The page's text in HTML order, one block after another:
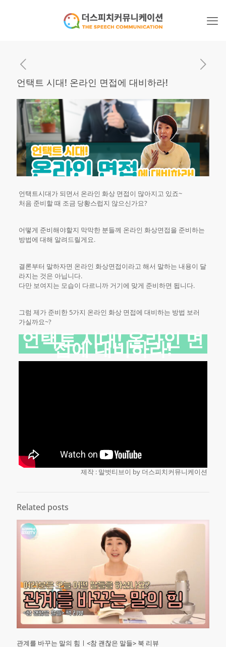
언택트 시대! 온라인 면접에 대비하라!
언택트시대가 되면서 온라인 화상 면접이 많아지고 있죠~
처음 준비할 때 조금 당황스럽지 않으신가요?
어떻게 준비해야할지 막막한 분들께 온라인 화상면접을 준비하는
방법에 대해 알려드릴게요.
결론부터 말하자면 온라인 화상면접이라고 해서 말하는 내용이 달
라지는 것은 아닙니다.
다만 보여지는 모습이 다르니까 거기에 맞게 준비하면 됩니다.
그럼 제가 준비한 5가지 온라인 화상 면접에 대비하는 방법 보러
가실까요~?
언택트 시대! 온라인 면
접에 대비하라!
제작 : 말벗티브이 by 더스피치커뮤니케이션
Related posts
관계를 바꾸는 말의 힘ㅣ<참 괜찮은 말들> 북 리뷰